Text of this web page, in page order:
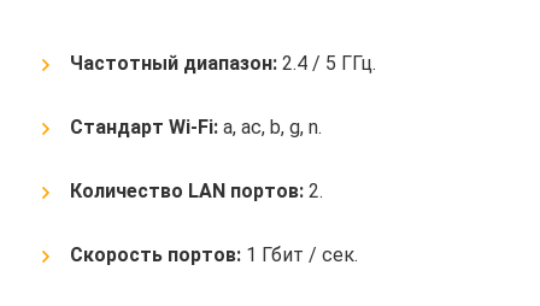
Частотный диапазон: 2.4 / 5 ГГц.
Стандарт Wi-Fi: a, ac, b, g, n.
Количество LAN портов: 2.
Скорость портов: 1 Гбит / сек.